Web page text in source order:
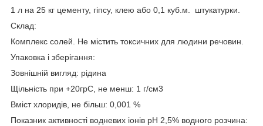
1 л на 25 кг цементу, гіпсу, клею або 0,1 куб.м. штукатурки.
Склад:
Комплекс солей. Не містить токсичних для людини речовин.
Упаковка і зберігання:
Зовнішній вигляд: рідина
Щільність при +20грС, не менш: 1 г/см3
Вміст хлоридів, не більш: 0,001 %
Показник активності водневих іонів рН 2,5% водного розчина: